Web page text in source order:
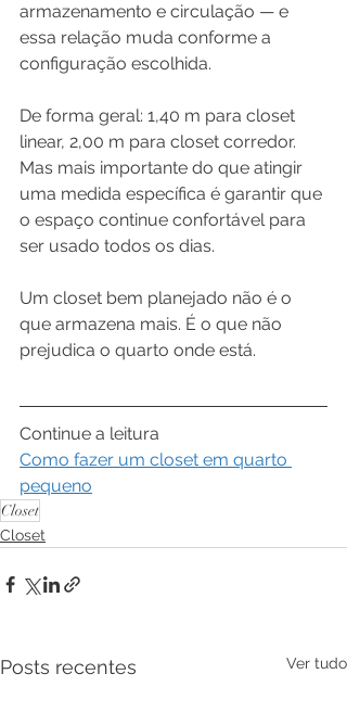
armazenamento e circulação — e
essa relação muda conforme a
configuração escolhida.
De forma geral: 1,40 m para closet
linear, 2,00 m para closet corredor.
Mas mais importante do que atingir
uma medida específica é garantir que
o espaço continue confortável para
ser usado todos os dias.
Um closet bem planejado não é o
que armazena mais. É o que não
prejudica o quarto onde está.
Continue a leitura
Como fazer um closet em quarto
pequeno
Closet
Closet
Posts recentes Ver tudo